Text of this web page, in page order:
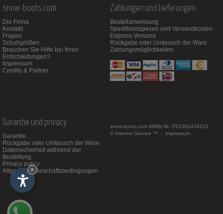
snow-boots.com
Die Firma
Kontakt
Fragen
Schuhgrößen
Brauchen Sie Hilfe bei Ihren
Entscheidungen?
Impressum
Credits & Partner
Zahlungen und Lieferungen
Bestellanweisung
Speditionsspesen und Versandkosten
Express Versand
Rückgabe oder Umtausch der Ware
Zahlungsmöglichkeiten
Garantie und privacy
Garantie
Rückgabe oder Umtausch der Ware
Datensicherheit während der
Bestellung
Privacy policy
Allgemeine Geschäftsbedingungen
snow-boots.com MWSt.Nr. IT01391430210
© Internet Service ™ - Impressum
×